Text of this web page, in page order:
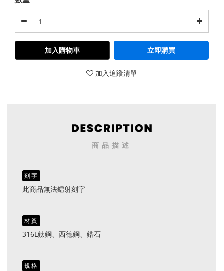
加入購物車 立即購買
加入追蹤清單
商品描述
刻字
此商品無法鐳射刻字
材質
316L鈦鋼、西德鋼、鋯石
規格